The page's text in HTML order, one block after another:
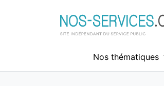
Nos thématiques